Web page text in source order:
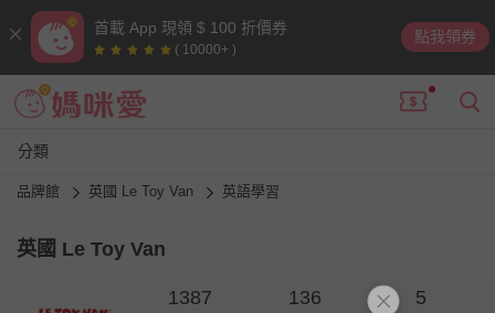
首載 App 現領 $ 100 折價券
( 10000+ )
點我領券
分類
品牌館 英國 Le Toy Van 英語學習
英國 Le Toy Van
1387 136 5